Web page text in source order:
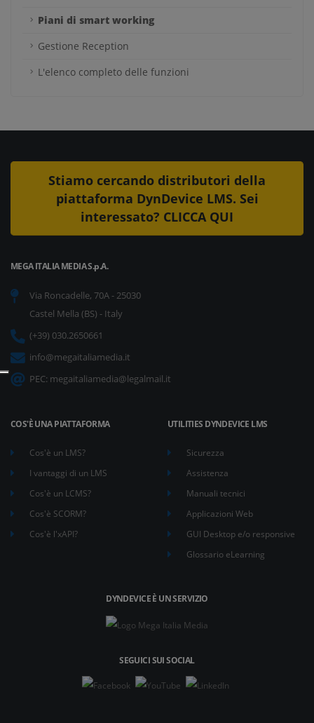
Piani di smart working
Gestione Reception
L'elenco completo delle funzioni
Stiamo cercando distributori della
piattaforma DynDevice LMS. Sei
interessato? CLICCA QUI
MEGA ITALIA MEDIA S.p.A.
Via Roncadelle, 70A - 25030
Castel Mella (BS) - Italy
(+39) 030.2650661
info@megaitaliamedia.it
PEC: megaitaliamedia@legalmail.it
COS'È UNA PIATTAFORMA
Cos'è un LMS?
I vantaggi di un LMS
Cos'è un LCMS?
Cos'è SCORM?
Cos'è l'xAPI?
UTILITIES DYNDEVICE LMS
Sicurezza
Assistenza
Manuali tecnici
Applicazioni Web
GUI Desktop e/o responsive
Glossario eLearning
DYNDEVICE È UN SERVIZIO
SEGUICI SUI SOCIAL